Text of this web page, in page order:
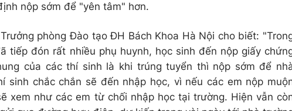
nộp sớm để "yên tâm" hơn.
phòng Đào tạo ĐH Bách Khoa Hà Nội cho biết:
tiếp đón rất nhiều phụ huynh, học sinh đến nộp giấy
của các thí sinh là khi trúng tuyển thì nộp sớm để
sinh chắc chắn sẽ đến nhập học, vì nếu các em nộp
xem như các em từ chối nhập học tại trường. Hiện vẫn